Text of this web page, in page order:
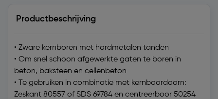
Productbeschrijving
• Zware kernboren met hardmetalen tanden
• Om snel schoon afgewerkte gaten te boren in
beton, baksteen en cellenbeton
• Te gebruiken in combinatie met kernboordoorn:
Zeskant 80557 of SDS 69784 en centreerboor 50254